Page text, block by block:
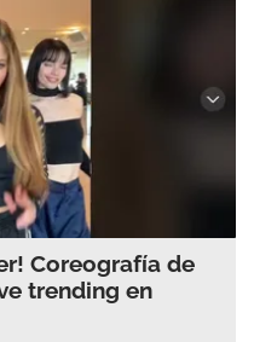
Coreografía de
trending en